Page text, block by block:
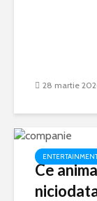
28 martie
Ce